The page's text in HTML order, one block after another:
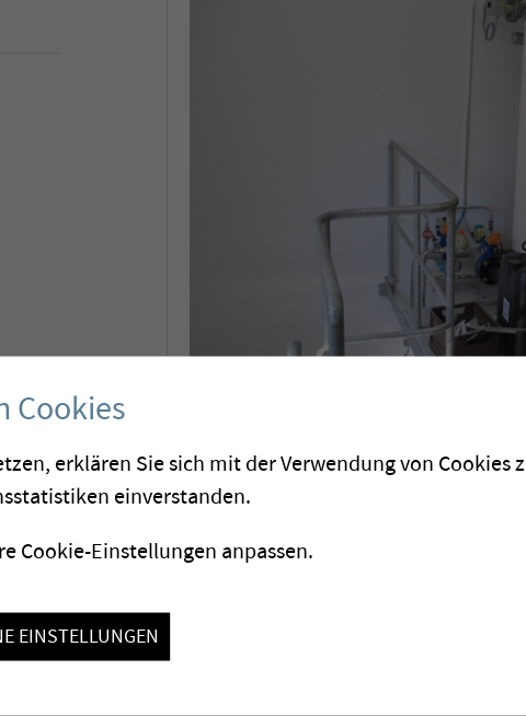
Projektbeschrieb
Einspeisung von Wasser unter Druck
Cookies
erklären Sie sich mit der Verwendung von Cookies
einverstanden.
Cookie-Einstellungen anpassen.
EINSTELLUNGEN